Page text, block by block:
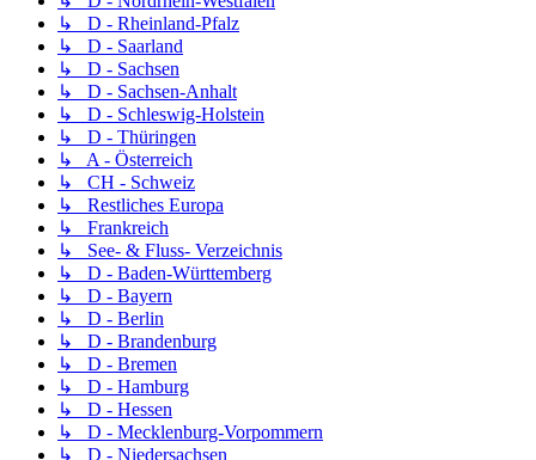
↳ D - Rheinland-Pfalz
↳ D - Saarland
↳ D - Sachsen
↳ D - Sachsen-Anhalt
↳ D - Schleswig-Holstein
↳ D - Thüringen
↳ A - Österreich
↳ CH - Schweiz
↳ Restliches Europa
↳ Frankreich
↳ See- & Fluss- Verzeichnis
↳ D - Baden-Württemberg
↳ D - Bayern
↳ D - Berlin
↳ D - Brandenburg
↳ D - Bremen
↳ D - Hamburg
↳ D - Hessen
↳ D - Mecklenburg-Vorpommern
↳ D - Niedersachsen